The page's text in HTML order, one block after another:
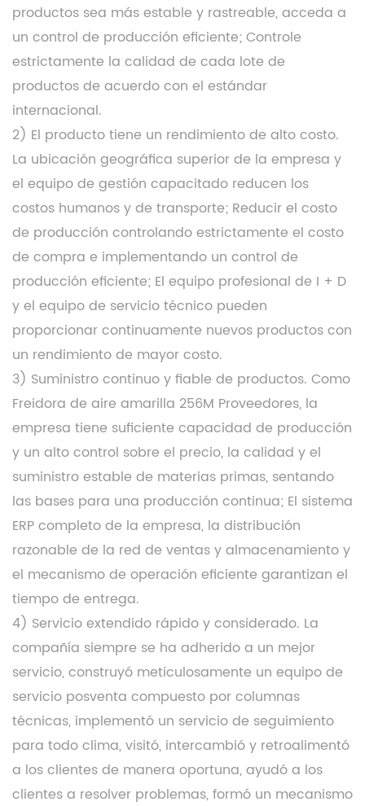
productos sea más estable y rastreable, acceda a
un control de producción eficiente; Controle
estrictamente la calidad de cada lote de
productos de acuerdo con el estándar
internacional.
2) El producto tiene un rendimiento de alto costo.
La ubicación geográfica superior de la empresa y
el equipo de gestión capacitado reducen los
costos humanos y de transporte; Reducir el costo
de producción controlando estrictamente el costo
de compra e implementando un control de
producción eficiente; El equipo profesional de I + D
y el equipo de servicio técnico pueden
proporcionar continuamente nuevos productos con
un rendimiento de mayor costo.
3) Suministro continuo y fiable de productos. Como
Freidora de aire amarilla 256M Proveedores, la
empresa tiene suficiente capacidad de producción
y un alto control sobre el precio, la calidad y el
suministro estable de materias primas, sentando
las bases para una producción continua; El sistema
ERP completo de la empresa, la distribución
razonable de la red de ventas y almacenamiento y
el mecanismo de operación eficiente garantizan el
tiempo de entrega.
4) Servicio extendido rápido y considerado. La
compañía siempre se ha adherido a un mejor
servicio, construyó meticulosamente un equipo de
servicio posventa compuesto por columnas
técnicas, implementó un servicio de seguimiento
para todo clima, visitó, intercambió y retroalimentó
a los clientes de manera oportuna, ayudó a los
clientes a resolver problemas, formó un mecanismo